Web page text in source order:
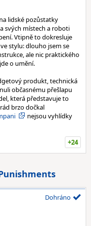
lidské pozůstatky
svých místech a roboti
Vtipně to dokresluje
stylu: dlouho jsem se
ale nic praktického
o umění.
produkt, technická
občasnému přešlapu
která představuje to
brzo dočkal
nejsou vyhlídky
+24
Dohráno